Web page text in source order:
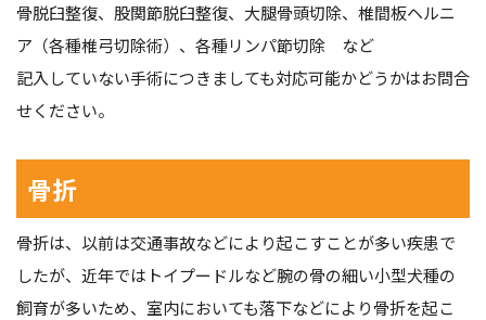
骨脱臼整復、股関節脱臼整復、大腿骨頭切除、椎間板ヘルニ
ア（各種椎弓切除術）、各種リンパ節切除 など
記入していない手術につきましても対応可能かどうかはお問合
せください。
骨折
骨折は、以前は交通事故などにより起こすことが多い疾患で
したが、近年ではトイプードルなど腕の骨の細い小型犬種の
飼育が多いため、室内においても落下などにより骨折を起こ